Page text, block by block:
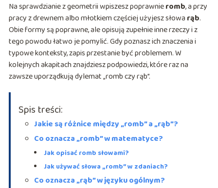
Na sprawdzianie z geometrii wpiszesz poprawnieromb, a przy
pracy z drewnem albo młotkiem częściej użyjesz słowa rąb.
Obie formy są poprawne, ale opisują zupełnie inne rzeczy i z
tego powodu łatwo je pomylić. Gdy poznasz ich znaczenia i
typowe konteksty, zapis przestanie być problemem. W
kolejnych akapitach znajdziesz podpowiedzi, które raz na
zawsze uporządkują dylemat „romb czy rąb”.
Spis treści:
Jakie są różnice między „romb” a „rąb”?
Co oznacza „romb” w matematyce?
Jak opisać romb słowami?
Jak używać słowa „romb” w zdaniach?
Co oznacza „rąb” w języku ogólnym?